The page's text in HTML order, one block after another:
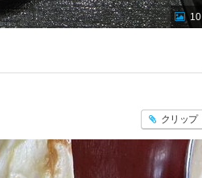
10
クリップ